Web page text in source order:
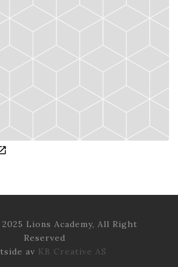
Lions Academy, All Right
Reserved
av KB Creative AS